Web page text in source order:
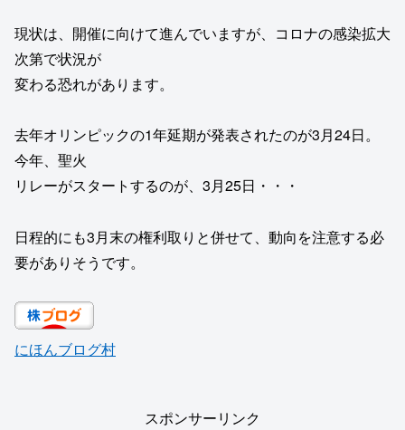
現状は、開催に向けて進んでいますが、コロナの感染拡大
次第で状況が
変わる恐れがあります。
去年オリンピックの1年延期が発表されたのが3月24日。
今年、聖火
リレーがスタートするのが、3月25日・・・
日程的にも3月末の権利取りと併せて、動向を注意する必
要がありそうです。
にほんブログ村
スポンサーリンク